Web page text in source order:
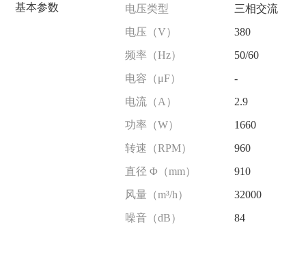
基本参数 电压类型
三相交流
电压（V）
380
频率（Hz）
50/60
电容（μF）
-
电流（A）
2.9
功率（W）
1660
转速（RPM）
960
直径 Φ（mm）
910
风量（m³/h）
32000
噪音（dB）
84